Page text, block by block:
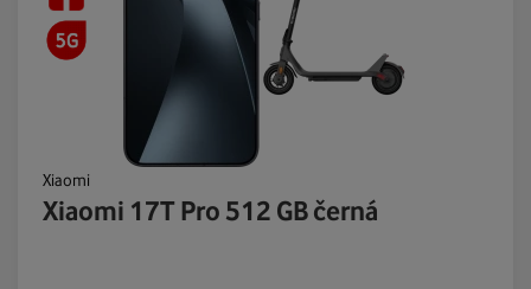
Xiaomi
Xiaomi 17T Pro 512 GB černá